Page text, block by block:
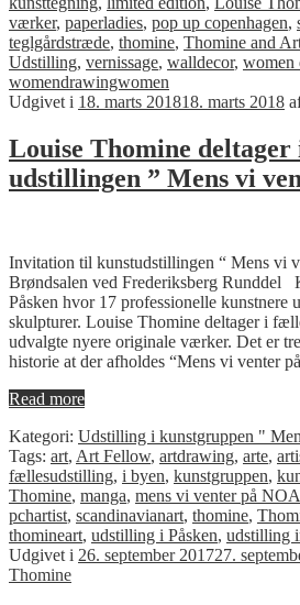
værker, paperladies, pop up copenhagen,
teglgårdstræde, thomine, Thomine and
Udstilling, vernissage, walldecor, women
womendrawingwomen
Udgivet i 18. marts 201818. marts 2018
Louise Thomine
udstillingen ” Mens vi
Invitation til kunstudstillingen “ Mens vi
Brøndsalen ved Frederiksberg
Påsken hvor 17 professionelle kunstnere
skulpturer. Louise Thomine deltager i
udvalgte nyere originale værker. Det er
historie at der afholdes “Mens vi venter
Read more
Kategori: Udstilling i kunstgruppen "
Tags: art, Art Fellow, artdrawing, arte,
fællesudstilling, i byen, kunstgruppen,
Thomine, manga, mens vi venter på NOA
pchartist, scandinavianart, thomine,
thomineart, udstilling i Påsken, udstilling
Udgivet i 26. september 201727.
Thomine